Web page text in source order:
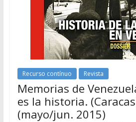
Recurso contínuo Revista
Memorias de
es la historia.
(mayo/jun. 2015)